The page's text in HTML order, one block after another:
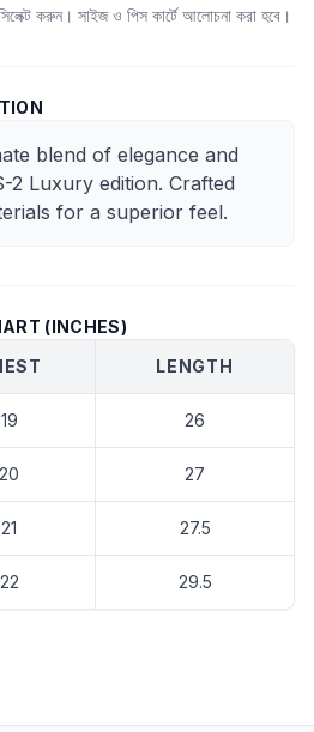
করুন। সাইজ ও পিস কার্টে আলোচনা করা হবে।
blend of elegance and
Luxury edition. Crafted
for a superior feel.
(INCHES)
LENGTH
19 26
20 27
21 27.5
22 29.5